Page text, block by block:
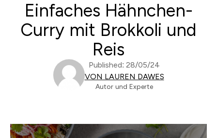
Einfaches Hähnchen-
Curry mit Brokkoli und
Reis
Published: 28/05/24
VON LAUREN DAWES
Autor und Experte